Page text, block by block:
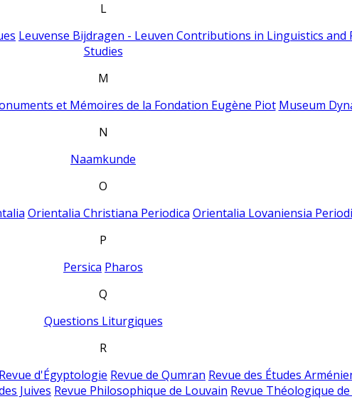
L
Leuvense Bijdragen - Leuven Contributions in Linguistics and
Studies
M
et Mémoires de la Fondation Eugène Piot Museum
N
Naamkunde
O
Orientalia Christiana Periodica Orientalia Lovaniensia
P
Persica Pharos
Q
Questions Liturgiques
R
Revue d'Égyptologie Revue de Qumran Revue des Études
Juives Revue Philosophique de Louvain Revue Théologique